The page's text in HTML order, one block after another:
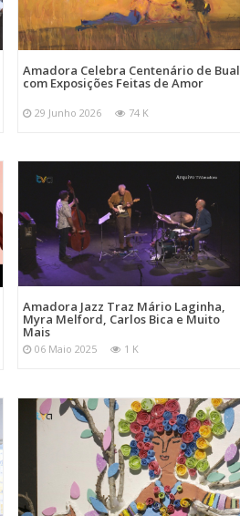
Amadora Celebra Centenário de Bual
com Exposições Feitas de Amor
29 Junho 2026 74 K
Amadora Jazz Traz Mário Laginha,
Myra Melford, Carlos Bica e Muito
Mais
06 Maio 2025 1 K